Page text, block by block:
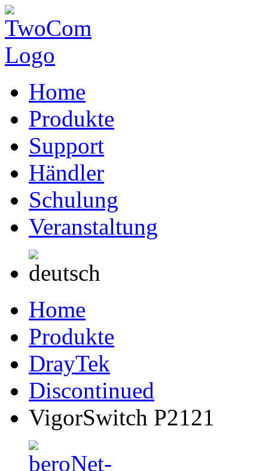
Home
Produkte
Support
Händler
Schulung
Veranstaltung
Home
Produkte
DrayTek
Discontinued
VigorSwitch P2121